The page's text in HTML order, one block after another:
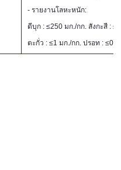
- รายงานโลหะหนัก:
ดีบุก : ≤250 มก./กก. สังกะสี :
ตะกั่ว : ≤1 มก./กก. ปรอท :